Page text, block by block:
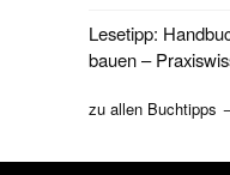
Lesetipp:
bauen –
zu allen Buchtipps